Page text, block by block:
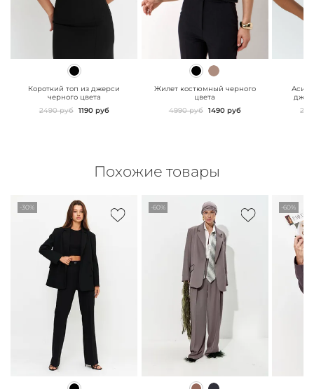
" class="js-prevent-
Короткий топ из джерси
черного цвета
2490 руб 1190 руб
" class="js-prevent-
Жилет костюмный черного
цвета
4990 руб 1490 руб
Похожие товары
-30%
" class="js-prevent-
-60%
" class="js-prevent-
-60%